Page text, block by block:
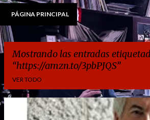
PÁGINA PRINCIPAL
Mostrando las entradas
https://amzn.to/3pbPJQS
VER TODO